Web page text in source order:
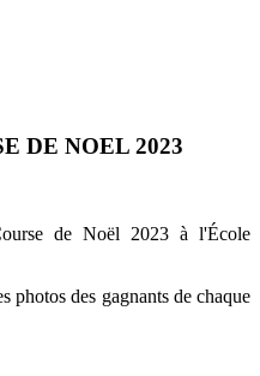
DE NOEL 2023
de Noël 2023 à l'École
photos des gagnants de chaque